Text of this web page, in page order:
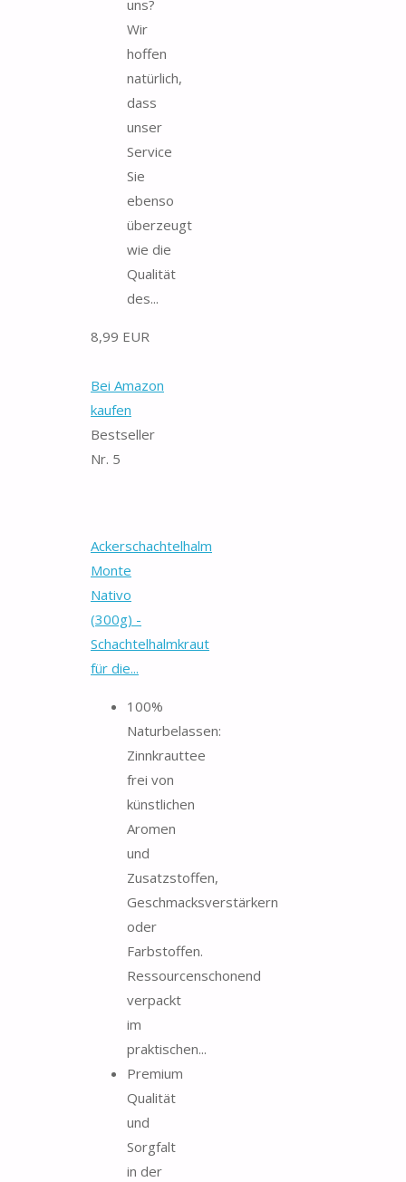
uns?
Wir
hoffen
natürlich,
dass
unser
Service
Sie
ebenso
überzeugt
wie die
Qualität
des...
8,99 EUR
Bei Amazon
kaufen
Bestseller
Nr. 5
Ackerschachtelhalm
Monte
Nativo
(300g) -
Schachtelhalmkraut
für die...
100%
Naturbelassen:
Zinnkrauttee
frei von
künstlichen
Aromen
und
Zusatzstoffen,
Geschmacksverstärkern
oder
Farbstoffen.
Ressourcenschonend
verpackt
im
praktischen...
Premium
Qualität
und
Sorgfalt
in der